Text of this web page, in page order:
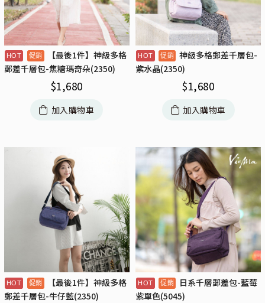
【最後1件】神級多格
郵差千層包-焦糖瑪奇朵(2350)
$1,680
加入購物車
神級多格郵差千層包-
紫水晶(2350)
$1,680
加入購物車
【最後1件】神級多格
郵差千層包-牛仔藍(2350)
日系千層郵差包-藍莓
紫單色(5045)